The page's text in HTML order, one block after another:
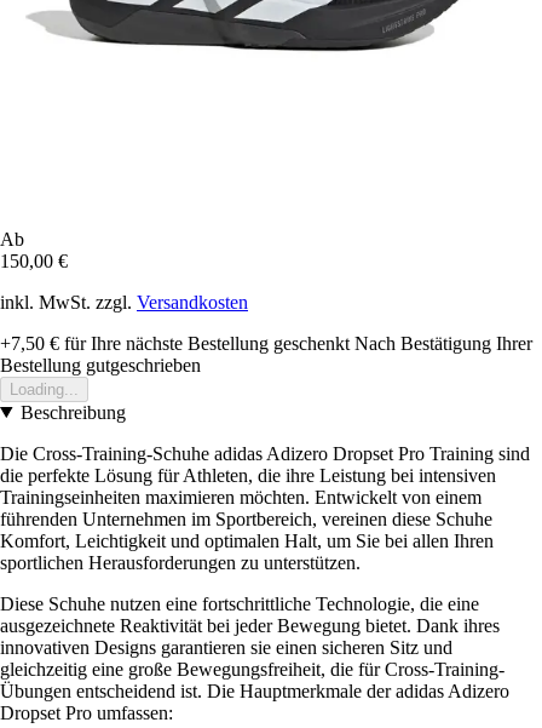
Ab
150,00 €
inkl. MwSt. zzgl. Versandkosten
+7,50 € für Ihre nächste Bestellung geschenkt Nach Bestätigung Ihrer
Bestellung gutgeschrieben
Loading...
Beschreibung
Die Cross-Training-Schuhe adidas Adizero Dropset Pro Training sind
die perfekte Lösung für Athleten, die ihre Leistung bei intensiven
Trainingseinheiten maximieren möchten. Entwickelt von einem
führenden Unternehmen im Sportbereich, vereinen diese Schuhe
Komfort, Leichtigkeit und optimalen Halt, um Sie bei allen Ihren
sportlichen Herausforderungen zu unterstützen.
Diese Schuhe nutzen eine fortschrittliche Technologie, die eine
ausgezeichnete Reaktivität bei jeder Bewegung bietet. Dank ihres
innovativen Designs garantieren sie einen sicheren Sitz und
gleichzeitig eine große Bewegungsfreiheit, die für Cross-Training-
Übungen entscheidend ist. Die Hauptmerkmale der adidas Adizero
Dropset Pro umfassen: